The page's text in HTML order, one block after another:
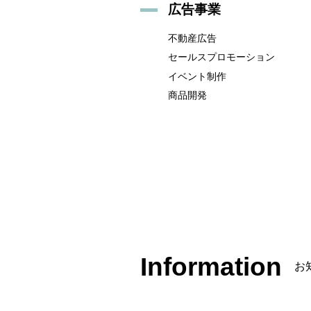
広告事業
不動産広告
セールスプロモーション
イベント制作
商品開発
Information お